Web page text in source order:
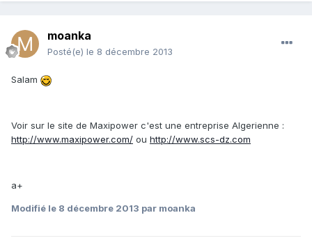
moanka
Posté(e) le 8 décembre 2013
Salam
Voir sur le site de Maxipower c'est une entreprise Algerienne :
http://www.maxipower.com/ ou http://www.scs-dz.com
a+
Modifié le 8 décembre 2013 par moanka